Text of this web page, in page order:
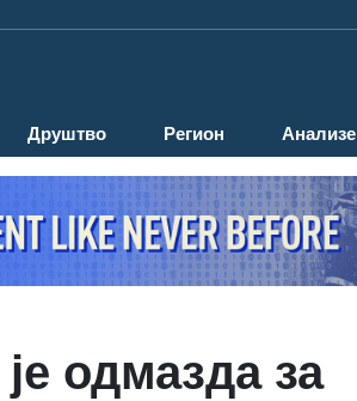
Друштво Регион Анализе
одмазда за